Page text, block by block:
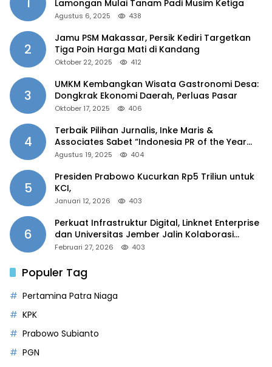
Lamongan Mulai Tanam Padi Musim Ketiga
Agustus 6, 2025 438
2
Jamu PSM Makassar, Persik Kediri Targetkan
Tiga Poin Harga Mati di Kandang
Oktober 22, 2025 412
3
UMKM Kembangkan Wisata Gastronomi Desa:
Dongkrak Ekonomi Daerah, Perluas Pasar
Oktober 17, 2025 406
4
Terbaik Pilihan Jurnalis, Inke Maris &
Associates Sabet “Indonesia PR of the Year
2025”
Agustus 19, 2025 404
5
Presiden Prabowo Kucurkan Rp5 Triliun untuk
KCI,
Januari 12, 2026 403
6
Perkuat Infrastruktur Digital, Linknet Enterprise
dan Universitas Jember Jalin Kolaborasi
Smart Campus Berbasis AI
Februari 27, 2026 403
Populer Tag
Pertamina Patra Niaga
KPK
Prabowo Subianto
PGN